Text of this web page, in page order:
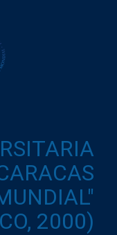
2000)